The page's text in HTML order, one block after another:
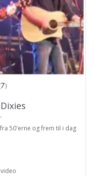
50'erne og frem til i dag